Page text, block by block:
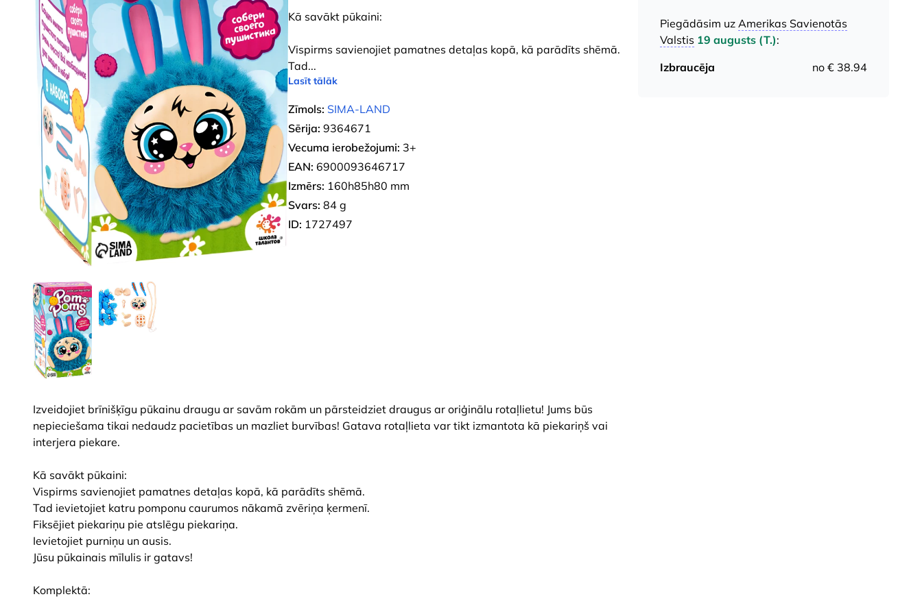
Kā savākt pūkaini:
Vispirms savienojiet pamatnes detaļas kopā, kā parādīts shēmā.
Tad...
Lasīt tālāk
Zīmols: SIMA-LAND
Sērija: 9364671
Vecuma ierobežojumi: 3+
EAN: 6900093646717
Izmērs: 160h85h80 mm
Svars: 84 g
ID: 1727497
Izveidojiet brīnišķīgu pūkainu draugu ar savām rokām un pārsteidziet draugus ar oriģinālu rotaļlietu! Jums būs
nepieciešama tikai nedaudz pacietības un mazliet burvības! Gatava rotaļlieta var tikt izmantota kā piekariņš vai
interjera piekare.
Kā savākt pūkaini:
Vispirms savienojiet pamatnes detaļas kopā, kā parādīts shēmā.
Tad ievietojiet katru pomponu caurumos nākamā zvēriņa ķermenī.
Fiksējiet piekariņu pie atslēgu piekariņa.
Ievietojiet purniņu un ausis.
Jūsu pūkainais mīlulis ir gatavs!
Komplektā:
Piegādāsim uz Amerikas Savienotās
Valstis 19 augusts (T.):
Izbraucēja
no € 38.94